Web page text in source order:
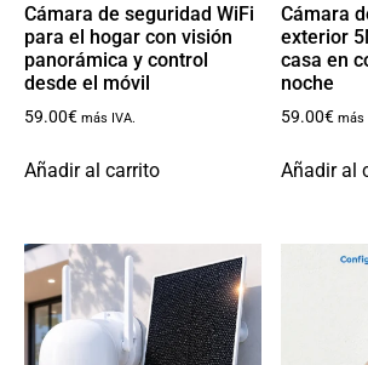
Cámara de seguridad WiFi
para el hogar con visión
panorámica y control
desde el móvil
59.00€ más IVA.
Añadir al carrito
Cámara
exterior
casa en
noche
59.00€ más
Añadir al